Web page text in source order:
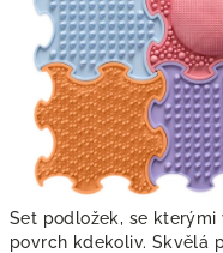
Set podložek, se
povrch kdekoliv. Skvělá